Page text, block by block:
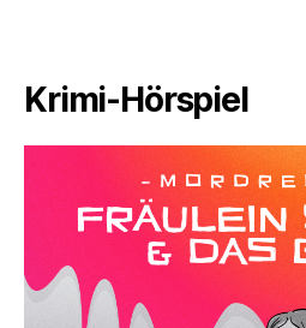
Krimi-Hörspiel